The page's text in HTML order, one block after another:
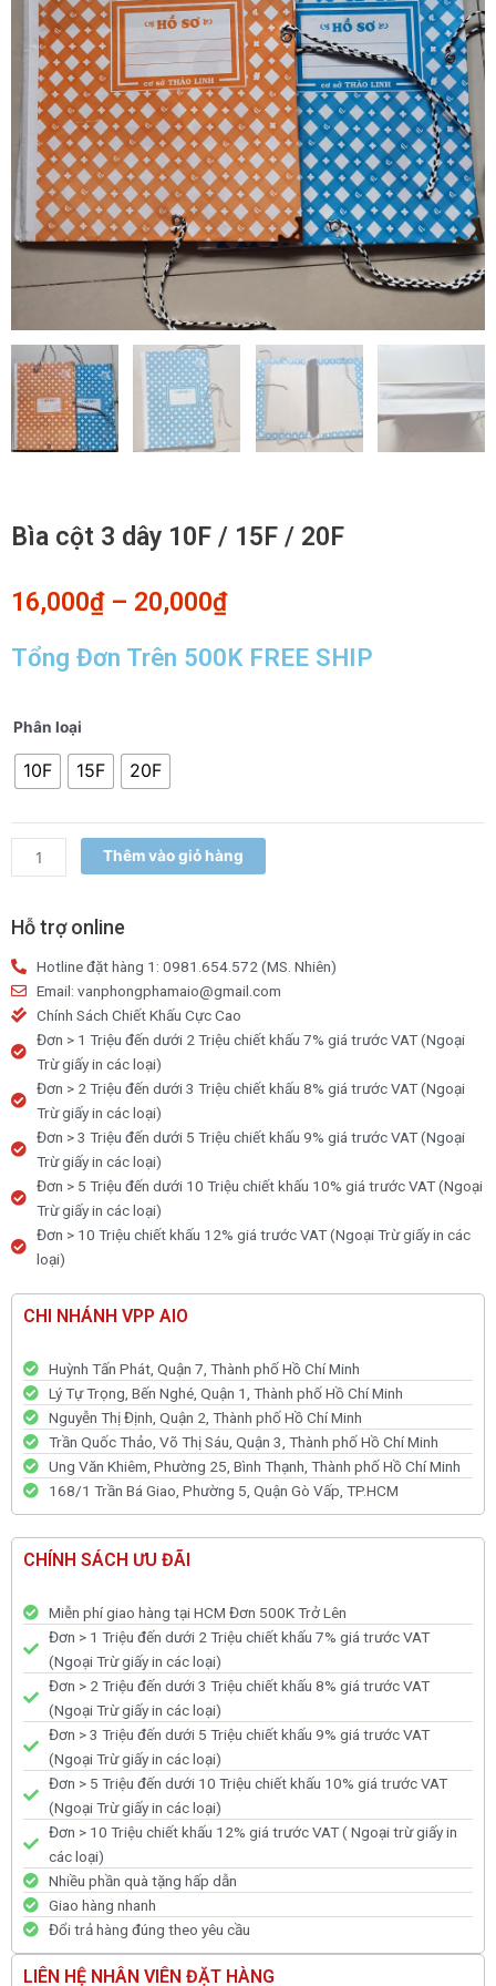
Bìa cột 3 dây 10F / 15F / 20F
16,000₫– 20,000₫
Tổng Đơn Trên 500K FREE SHIP
Phân loại
10F 15F 20F
Bìa
10F
20F
lượng
Thêm vào giỏ hàng
Hỗ trợ online
Hotline đặt hàng 1: 0981.654.572 (MS. Nhiên)
Email: vanphongphamaio@gmail.com
Chính Sách Chiết Khấu Cực Cao
Đơn > 1 Triệu đến dưới 2 Triệu chiết khấu 7% giá trước VAT (Ngoại
Trừ giấy in các loại)
Đơn > 2 Triệu đến dưới 3 Triệu chiết khấu 8% giá trước VAT (Ngoại
Trừ giấy in các loại)
Đơn > 3 Triệu đến dưới 5 Triệu chiết khấu 9% giá trước VAT (Ngoại
Trừ giấy in các loại)
Đơn > 5 Triệu đến dưới 10 Triệu chiết khấu 10% giá trước VAT (Ngoại
Trừ giấy in các loại)
Đơn > 10 Triệu chiết khấu 12% giá trước VAT (Ngoại Trừ giấy in các
loại)
CHI NHÁNH VPP AIO
Huỳnh Tấn Phát, Quận 7, Thành phố Hồ Chí Minh
Lý Tự Trọng, Bến Nghé, Quận 1, Thành phố Hồ Chí Minh
Nguyễn Thị Định, Quận 2, Thành phố Hồ Chí Minh
Trần Quốc Thảo, Võ Thị Sáu, Quận 3, Thành phố Hồ Chí Minh
Ung Văn Khiêm, Phường 25, Bình Thạnh, Thành phố Hồ Chí Minh
168/1 Trần Bá Giao, Phường 5, Quận Gò Vấp, TP.HCM
CHÍNH SÁCH ƯU ĐÃI
Miễn phí giao hàng tại HCM Đơn 500K Trở Lên
Đơn > 1 Triệu đến dưới 2 Triệu chiết khấu 7% giá trước VAT
(Ngoại Trừ giấy in các loại)
Đơn > 2 Triệu đến dưới 3 Triệu chiết khấu 8% giá trước VAT
(Ngoại Trừ giấy in các loại)
Đơn > 3 Triệu đến dưới 5 Triệu chiết khấu 9% giá trước VAT
(Ngoại Trừ giấy in các loại)
Đơn > 5 Triệu đến dưới 10 Triệu chiết khấu 10% giá trước VAT
(Ngoại Trừ giấy in các loại)
Đơn > 10 Triệu chiết khấu 12% giá trước VAT ( Ngoại trừ giấy in
các loại)
Nhiều phần quà tặng hấp dẫn
Giao hàng nhanh
Đổi trả hàng đúng theo yêu cầu
LIÊN HỆ NHÂN VIÊN ĐẶT HÀNG